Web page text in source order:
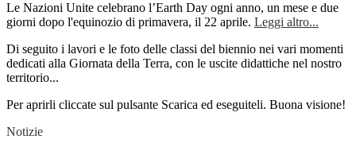
Le Nazioni Unite celebrano l’Earth Day ogni anno, un mese e due
giorni dopo l'equinozio di primavera, il 22 aprile. Leggi altro...
Di seguito i lavori e le foto delle classi del biennio nei vari momenti
dedicati alla Giornata della Terra, con le uscite didattiche nel nostro
territorio...
Per aprirli cliccate sul pulsante Scarica ed eseguiteli. Buona visione!
Notizie